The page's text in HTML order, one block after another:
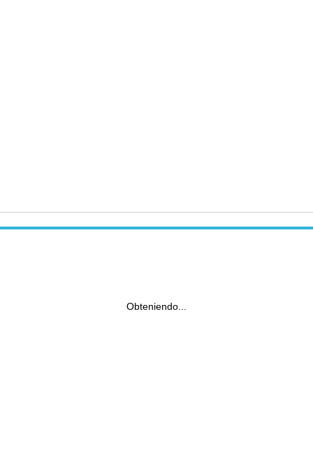
Obteniendo...